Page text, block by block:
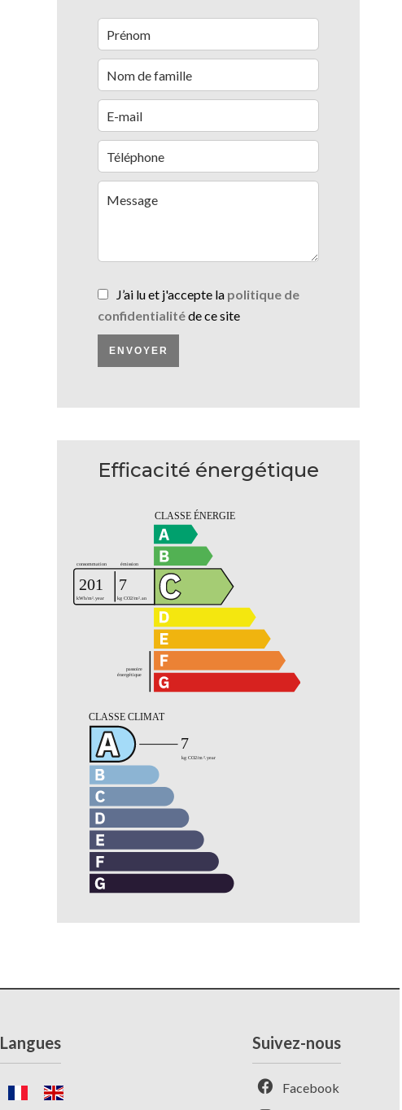
J’ai lu et j'accepte la politique de
confidentialitéde ce site
ENVOYER
Efficacité énergétique
Langues Suivez-nous
Facebook